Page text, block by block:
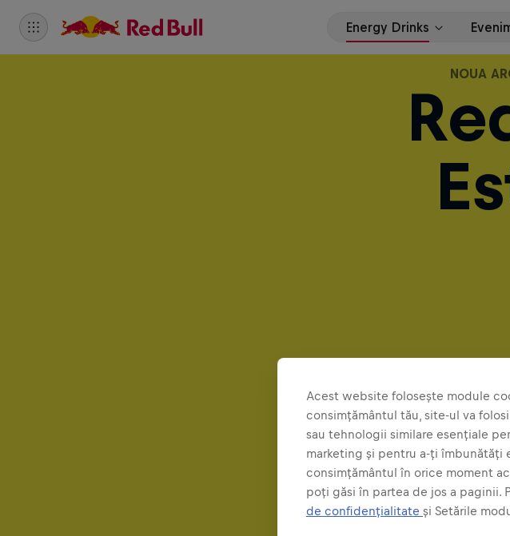
NOUA
Acest website folosește module
consimțământul tău, site-ul va
sau tehnologii similare esențiale
marketing și pentru a-ți îmbunătăți
consimțământul în orice moment
poți găsi în partea de jos a paginii.
de confidențialitate și Setările